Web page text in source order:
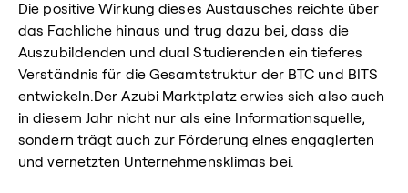
Die positive Wirkung dieses Austausches reichte über
das Fachliche hinaus und trug dazu bei, dass die
Auszubildenden und dual Studierenden ein tieferes
Verständnis für die Gesamtstruktur der BTC und BITS
entwickeln.Der Azubi Marktplatz erwies sich also auch
in diesem Jahr nicht nur als eine Informationsquelle,
sondern trägt auch zur Förderung eines engagierten
und vernetzten Unternehmensklimas bei.